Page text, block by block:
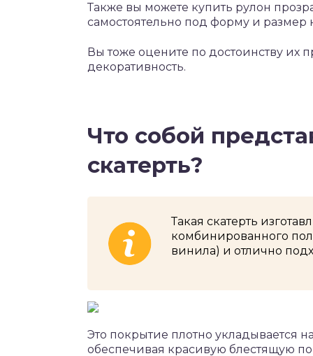
Также вы можете купить рулон
самостоятельно под форму и размер
Вы тоже оцените по достоинству их
декоративность.
Что собой
скатерть?
Такая скатерть
комбинированного
винила) и отлично
Это покрытие плотно укладывается
обеспечивая красивую блестящую